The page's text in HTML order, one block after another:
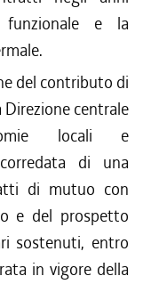
funzionale e la
del contributo di
Direzione centrale
locali e
di una
di mutuo con
e del prospetto
sostenuti, entro
in vigore della